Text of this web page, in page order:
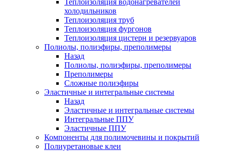
Теплоизоляция водонагревателей
холодильников
Теплоизоляция труб
Теплоизоляция фургонов
Теплоизоляция цистерн и резервуаров
Полиолы, полиэфиры, преполимеры
Назад
Полиолы, полиэфиры, преполимеры
Преполимеры
Сложные полиэфиры
Эластичные и интегральные системы
Назад
Эластичные и интегральные системы
Интегральные ППУ
Эластичные ППУ
Компоненты для полимочевины и покрытий
Полиуретановые клеи